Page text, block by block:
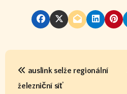
P
auslink selže regionální
železniční síť